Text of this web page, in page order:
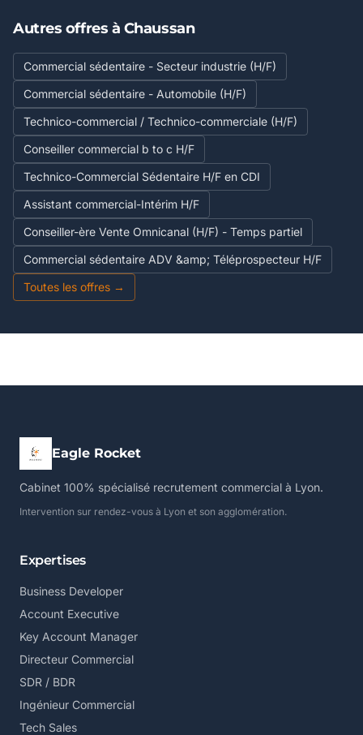
Autres offres à Chaussan
Commercial sédentaire - Secteur industrie (H/F)
Commercial sédentaire - Automobile (H/F)
Technico-commercial / Technico-commerciale (H/F)
Conseiller commercial b to c H/F
Technico-Commercial Sédentaire H/F en CDI
Assistant commercial-Intérim H/F
Conseiller-ère Vente Omnicanal (H/F) - Temps partiel
Commercial sédentaire ADV &amp; Téléprospecteur H/F
Toutes les offres →
Eagle Rocket
Cabinet 100% spécialisé recrutement commercial à Lyon.
Intervention sur rendez-vous à Lyon et son agglomération.
Expertises
Business Developer
Account Executive
Key Account Manager
Directeur Commercial
SDR / BDR
Ingénieur Commercial
Tech Sales